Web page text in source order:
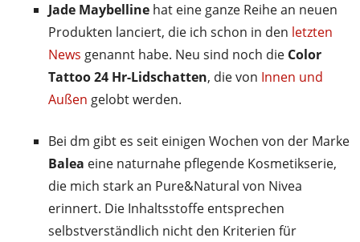
Jade Maybelline hat eine ganze Reihe an neuen
Produkten lanciert, die ich schon in den letzten
News genannt habe. Neu sind noch die Color
Tattoo 24 Hr-Lidschatten, die von Innen und
Außen gelobt werden.
Bei dm gibt es seit einigen Wochen von der Marke
Balea eine naturnahe pflegende Kosmetikserie,
die mich stark an Pure&Natural von Nivea
erinnert. Die Inhaltsstoffe entsprechen
selbstverständlich nicht den Kriterien für